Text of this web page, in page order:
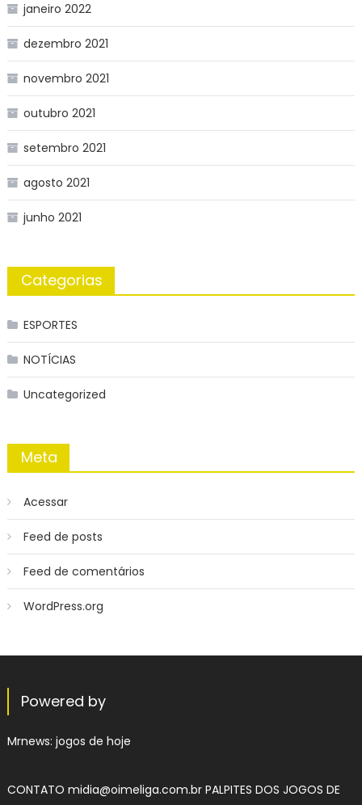
janeiro 2022
dezembro 2021
novembro 2021
outubro 2021
setembro 2021
agosto 2021
junho 2021
Categorias
ESPORTES
NOTÍCIAS
Uncategorized
Meta
Acessar
Feed de posts
Feed de comentários
WordPress.org
Powered by
Mrnews: jogos de hoje
CONTATO midia@oimeliga.com.br PALPITES DOS JOGOS DE